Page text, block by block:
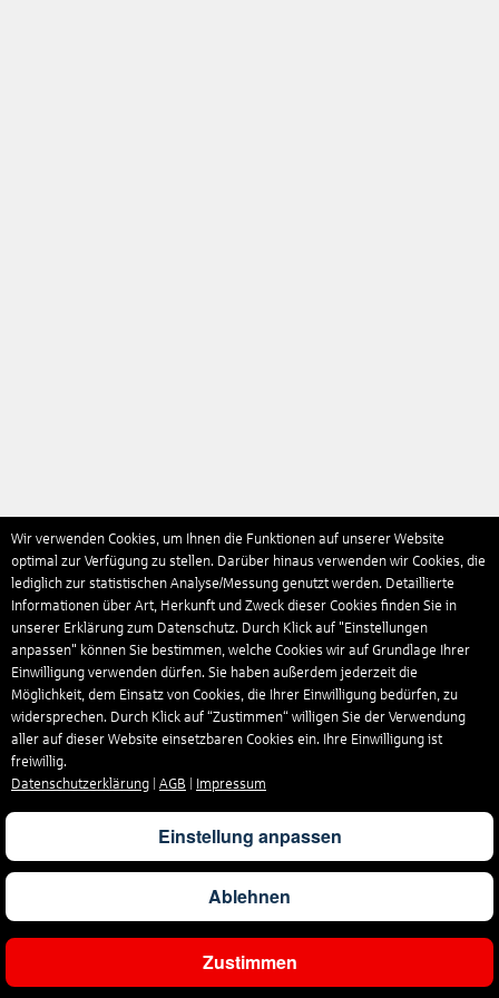
Wir verwenden Cookies, um Ihnen die Funktionen auf unserer Website
optimal zur Verfügung zu stellen. Darüber hinaus verwenden wir Cookies, die
lediglich zur statistischen Analyse/Messung genutzt werden. Detaillierte
Informationen über Art, Herkunft und Zweck dieser Cookies finden Sie in
unserer Erklärung zum Datenschutz. Durch Klick auf "Einstellungen
anpassen" können Sie bestimmen, welche Cookies wir auf Grundlage Ihrer
Einwilligung verwenden dürfen. Sie haben außerdem jederzeit die
Möglichkeit, dem Einsatz von Cookies, die Ihrer Einwilligung bedürfen, zu
widersprechen. Durch Klick auf “Zustimmen“ willigen Sie der Verwendung
aller auf dieser Website einsetzbaren Cookies ein. Ihre Einwilligung ist
freiwillig.
Datenschutzerklärung
AGB Impressum
Einstellung anpassen
Ablehnen
Zustimmen